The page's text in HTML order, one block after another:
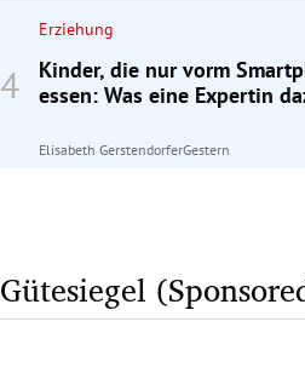
Erziehung
Kinder, die nur vorm
essen: Was eine Expertin
Elisabeth GerstendorferGestern
Gütesiegel